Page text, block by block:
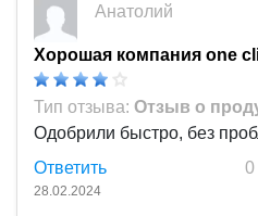
Анатолий
Хорошая компания one
Тип отзыва: Отзыв о
Одобрили быстро, без
Ответить
0
28.02.2024